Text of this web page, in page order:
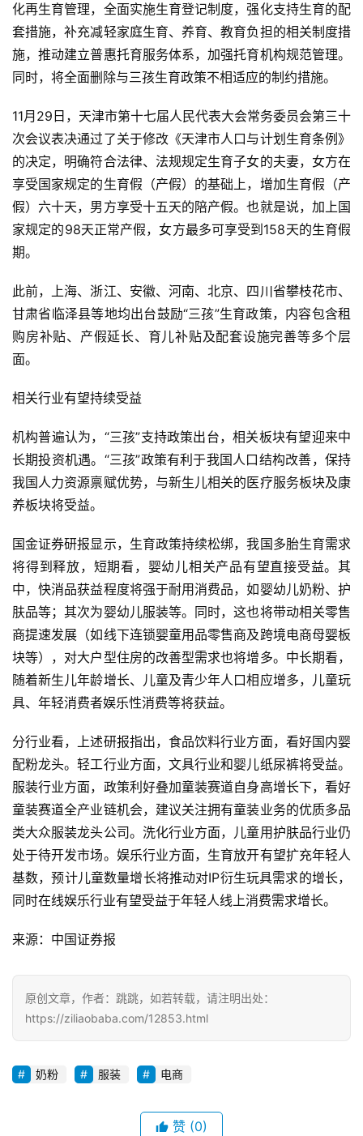
稿
日
好
诗
化再生育管理，全面实施生育登记制度，强化支持生育的配
套措施，补充减轻家庭生育、养育、教育负担的相关制度措
施，推动建立普惠托育服务体系，加强托育机构规范管理。
同时，将全面删除与三孩生育政策不相适应的制约措施。
11月29日，天津市第十七届人民代表大会常务委员会第三十
次会议表决通过了关于修改《天津市人口与计划生育条例》
的决定，明确符合法律、法规规定生育子女的夫妻，女方在
享受国家规定的生育假（产假）的基础上，增加生育假（产
假）六十天，男方享受十五天的陪产假。也就是说，加上国
家规定的98天正常产假，女方最多可享受到158天的生育假
期。
此前，上海、浙江、安徽、河南、北京、四川省攀枝花市、
甘肃省临泽县等地均出台鼓励“三孩”生育政策，内容包含租
购房补贴、产假延长、育儿补贴及配套设施完善等多个层
面。
相关行业有望持续受益
机构普遍认为，“三孩”支持政策出台，相关板块有望迎来中
长期投资机遇。“三孩”政策有利于我国人口结构改善，保持
我国人力资源禀赋优势，与新生儿相关的医疗服务板块及康
养板块将受益。
国金证券研报显示，生育政策持续松绑，我国多胎生育需求
将得到释放，短期看，婴幼儿相关产品有望直接受益。其
中，快消品获益程度将强于耐用消费品，如婴幼儿奶粉、护
肤品等；其次为婴幼儿服装等。同时，这也将带动相关零售
商提速发展（如线下连锁婴童用品零售商及跨境电商母婴板
块等），对大户型住房的改善型需求也将增多。中长期看，
随着新生儿年龄增长、儿童及青少年人口相应增多，儿童玩
具、年轻消费者娱乐性消费等将获益。
分行业看，上述研报指出，食品饮料行业方面，看好国内婴
配粉龙头。轻工行业方面，文具行业和婴儿纸尿裤将受益。
服装行业方面，政策利好叠加童装赛道自身高增长下，看好
童装赛道全产业链机会，建议关注拥有童装业务的优质多品
类大众服装龙头公司。洗化行业方面，儿童用护肤品行业仍
处于待开发市场。娱乐行业方面，生育放开有望扩充年轻人
基数，预计儿童数量增长将推动对IP衍生玩具需求的增长，
同时在线娱乐行业有望受益于年轻人线上消费需求增长。
来源：中国证券报
原创文章，作者：跳跳，如若转载，请注明出处：
https://ziliaobaba.com/12853.html
奶粉 服装 电商
赞 (0)